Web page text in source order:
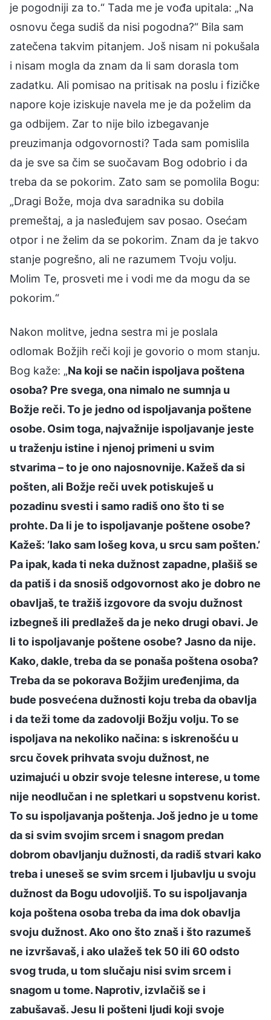
je pogodniji za to.“ Tada me je vođa upitala: „Na
osnovu čega sudiš da nisi pogodna?“ Bila sam
zatečena takvim pitanjem. Još nisam ni pokušala
i nisam mogla da znam da li sam dorasla tom
zadatku. Ali pomisao na pritisak na poslu i fizičke
napore koje iziskuje navela me je da poželim da
ga odbijem. Zar to nije bilo izbegavanje
preuzimanja odgovornosti? Tada sam pomislila
da je sve sa čim se suočavam Bog odobrio i da
treba da se pokorim. Zato sam se pomolila Bogu:
„Dragi Bože, moja dva saradnika su dobila
premeštaj, a ja nasleđujem sav posao. Osećam
otpor i ne želim da se pokorim. Znam da je takvo
stanje pogrešno, ali ne razumem Tvoju volju.
Molim Te, prosveti me i vodi me da mogu da se
pokorim.“
Nakon molitve, jedna sestra mi je poslala
odlomak Božjih reči koji je govorio o mom stanju.
Bog kaže: „Na koji se način ispoljava poštena
osoba? Pre svega, ona nimalo ne sumnja u
Božje reči. To je jedno od ispoljavanja poštene
osobe. Osim toga, najvažnije ispoljavanje jeste
u traženju istine i njenoj primeni u svim
stvarima – to je ono najosnovnije. Kažeš da si
pošten, ali Božje reči uvek potiskuješ u
pozadinu svesti i samo radiš ono što ti se
prohte. Da li je to ispoljavanje poštene osobe?
Kažeš: ’Iako sam lošeg kova, u srcu sam pošten.’
Pa ipak, kada ti neka dužnost zapadne, plašiš se
da patiš i da snosiš odgovornost ako je dobro ne
obavljaš, te tražiš izgovore da svoju dužnost
izbegneš ili predlažeš da je neko drugi obavi. Je
li to ispoljavanje poštene osobe? Jasno da nije.
Kako, dakle, treba da se ponaša poštena osoba?
Treba da se pokorava Božjim uređenjima, da
bude posvećena dužnosti koju treba da obavlja
i da teži tome da zadovolji Božju volju. To se
ispoljava na nekoliko načina: s iskrenošću u
srcu čovek prihvata svoju dužnost, ne
uzimajući u obzir svoje telesne interese, u tome
nije neodlučan i ne spletkari u sopstvenu korist.
To su ispoljavanja poštenja. Još jedno je u tome
da si svim svojim srcem i snagom predan
dobrom obavljanju dužnosti, da radiš stvari kako
treba i uneseš se svim srcem i ljubavlju u svoju
dužnost da Bogu udovoljiš. To su ispoljavanja
koja poštena osoba treba da ima dok obavlja
svoju dužnost. Ako ono što znaš i što razumeš
ne izvršavaš, i ako ulažeš tek 50 ili 60 odsto
svog truda, u tom slučaju nisi svim srcem i
snagom u tome. Naprotiv, izvlačiš se i
zabušavaš. Jesu li pošteni ljudi koji svoje